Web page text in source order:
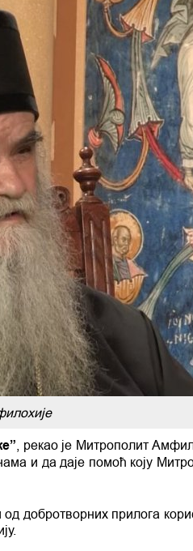
, рекао је Митрополит
и да даје помоћ коју
добротворних прилога